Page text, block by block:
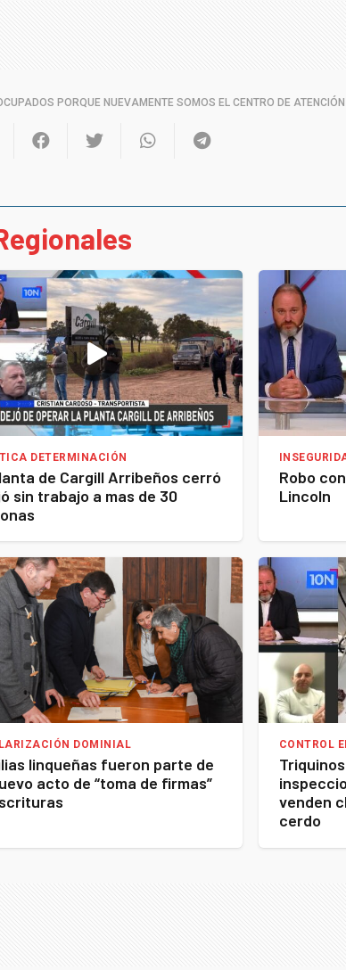
PORQUE NUEVAMENTE SOMOS EL CENTRO DE
DETERMINACIÓN
de Cargill Arribeños cerró
sin trabajo a mas de 30
Robo
Lincoln
DOMINIAL
linqueñas fueron parte de
acto de “toma de firmas”
CONTROL
venden
cerdo